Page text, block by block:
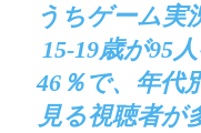
うちゲーム実
15-19歳が95
46％で、年代
見る視聴者が